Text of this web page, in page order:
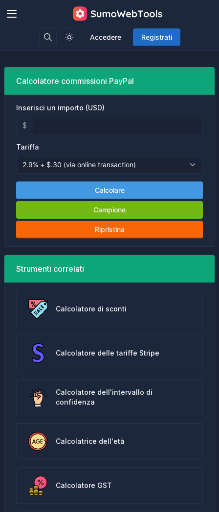
Accedere Registrati
Calcolatore commissioni PayPal
Inserisci un importo (USD)
$
Tariffa
Calcolare
Campione
Ripristina
Strumenti correlati
Calcolatore di sconti
Calcolatore delle tariffe Stripe
Calcolatore dell'intervallo di
confidenza
Calcolatrice dell'età
Calcolatore GST